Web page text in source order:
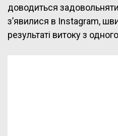
доводиться
з’явилися в Instagram,
результаті витоку з